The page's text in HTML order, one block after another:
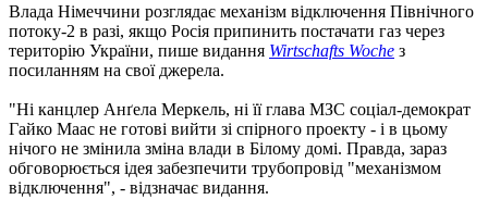
Влада Німеччини розглядає механізм відключення Північного
потоку-2 в разі, якщо Росія припинить постачати газ через
територію України, пише видання Wirtschafts Woche з
посиланням на свої джерела.
"Ні канцлер Анґела Меркель, ні її глава МЗС соціал-демократ
Гайко Маас не готові вийти зі спірного проекту - і в цьому
нічого не змінила зміна влади в Білому домі. Правда, зараз
обговорюється ідея забезпечити трубопровід "механізмом
відключення", - відзначає видання.